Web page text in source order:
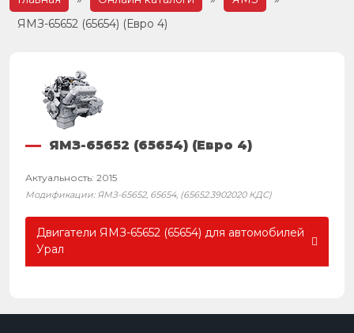
ЯМЗ-65652 (65654) (Евро 4)
ЯМЗ-65652 (65654) (Евро 4)
Актуальность: 2015
Модификации: ЯМЗ-65652, 65654, (65652.3902020 КДС)
Двигатели ЯМЗ-65652 (65654) для автомобилей
Урал